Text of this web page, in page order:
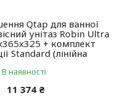
Qtap для ванної
унітаз Robin Ultra
+ комплект
Standard (лінійна
В наявності
11 374 ₴